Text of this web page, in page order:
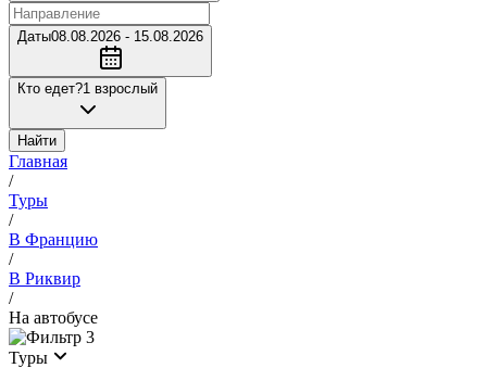
Даты08.08.2026 - 15.08.2026
Кто едет?1 взрослый
Найти
Главная
/
Туры
/
В Францию
/
В Риквир
/
На автобусе
3
Туры